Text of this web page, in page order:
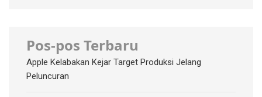
Pos-pos Terbaru
Apple Kelabakan Kejar Target Produksi Jelang
Peluncuran